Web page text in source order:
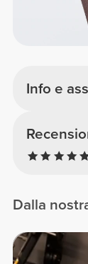
Info e
Dalla